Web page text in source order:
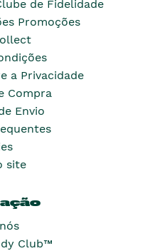
de Fidelidade
Promoções
a Privacidade
Compra
Envio
site
Club™